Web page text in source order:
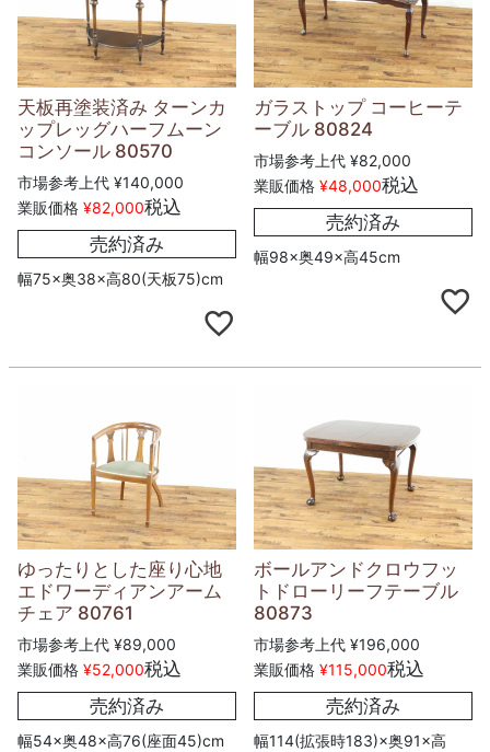
天板再塗装済み ターンカ
ップレッグハーフムーン
コンソール 80570
市場参考上代 ¥140,000
業販価格 ¥82,000税込
売約済み
幅75×奥38×高80(天板75)cm
ガラストップ コーヒーテ
ーブル 80824
市場参考上代 ¥82,000
業販価格 ¥48,000税込
売約済み
幅98×奥49×高45cm
ゆったりとした座り心地
エドワーディアンアーム
チェア 80761
市場参考上代 ¥89,000
業販価格 ¥52,000税込
売約済み
幅54×奥48×高76(座面45)cm
ボールアンドクロウフッ
トドローリーフテーブル
80873
市場参考上代 ¥196,000
業販価格 ¥115,000税込
売約済み
幅114(拡張時183)×奥91×高